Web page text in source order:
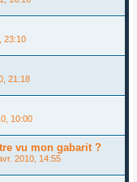
23:10
21:18
10:00
vu mon gabarit ?
2010, 14:55